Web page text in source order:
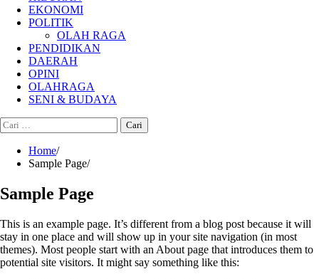
EKONOMI
POLITIK
OLAH RAGA
PENDIDIKAN
DAERAH
OPINI
OLAHRAGA
SENI & BUDAYA
Cari
untuk:
Home
Sample Page
Sample Page
This is an example page. It’s different from a blog post because it will
stay in one place and will show up in your site navigation (in most
themes). Most people start with an About page that introduces them to
potential site visitors. It might say something like this: